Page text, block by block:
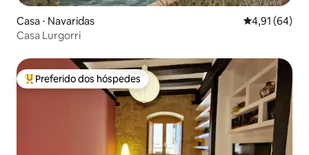
Casa ⋅ Navaridas 4,91 de uma
4,91 (64)
Casa Lurgorri
Entre os melhores preferidos dos hóspedes
Preferido dos hóspedes